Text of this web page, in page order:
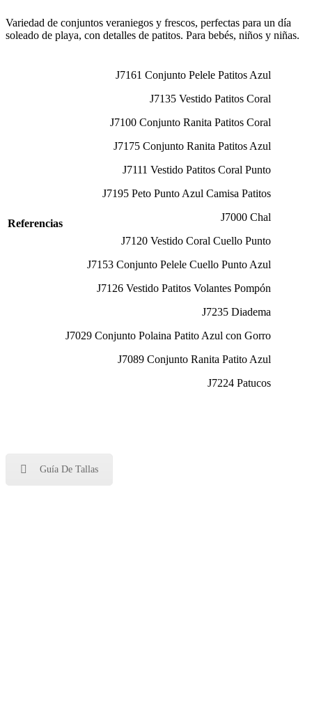
Variedad de conjuntos veraniegos y frescos, perfectas para un día
soleado de playa, con detalles de patitos. Para bebés, niños y niñas.
Referencias
J7161 Conjunto Pelele Patitos Azul
J7135 Vestido Patitos Coral
J7100 Conjunto Ranita Patitos Coral
J7175 Conjunto Ranita Patitos Azul
J7111 Vestido Patitos Coral Punto
J7195 Peto Punto Azul Camisa Patitos
J7000 Chal
J7120 Vestido Coral Cuello Punto
J7153 Conjunto Pelele Cuello Punto Azul
J7126 Vestido Patitos Volantes Pompón
J7235 Diadema
J7029 Conjunto Polaina Patito Azul con Gorro
J7089 Conjunto Ranita Patito Azul
J7224 Patucos
Guía De Tallas